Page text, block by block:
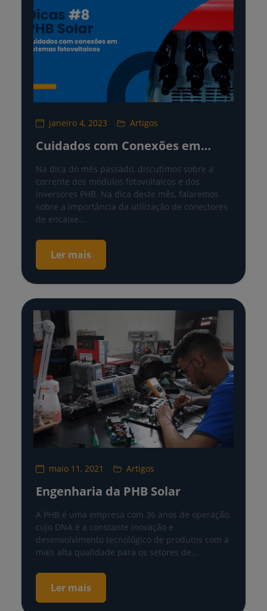
janeiro 4, 2023 Artigos
Cuidados com Conexões em
Na dica do mês passado, discutimos sobre a
corrente dos módulos fotovoltaicos e dos
inversores PHB. Na dica deste mês, falaremos
sobre a importância da utilização de conectores
de encaixe...
Ler mais
maio 11, 2021 Artigos
Engenharia da PHB Solar
A PHB é uma empresa com 36 anos de operação,
cujo DNA é a constante inovação e
desenvolvimento tecnológico de produtos com a
mais alta qualidade para os setores de...
Ler mais